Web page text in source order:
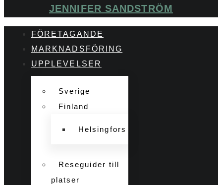
JENNIFER SANDSTRÖM
FÖRETAGANDE
MARKNADSFÖRING
UPPLEVELSER
Sverige
Finland
Helsingfors
Reseguider till
platser